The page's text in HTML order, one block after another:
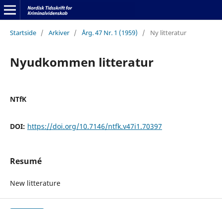
Startside / Arkiver / Årg. 47 Nr. 1 (1959) / Ny litteratur
Nyudkommen litteratur
NTfK
DOI: https://doi.org/10.7146/ntfk.v47i1.70397
Resumé
New litterature